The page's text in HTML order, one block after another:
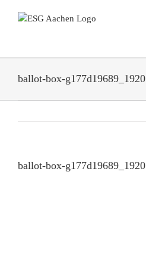
Inhalt
ballot-box-g177d19689_1920
ballot-box-g177d19689_1920